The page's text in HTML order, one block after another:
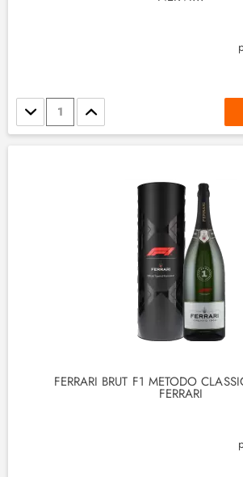
Stückzahl
FERRARI BRUT F1 METODO
FERRARI